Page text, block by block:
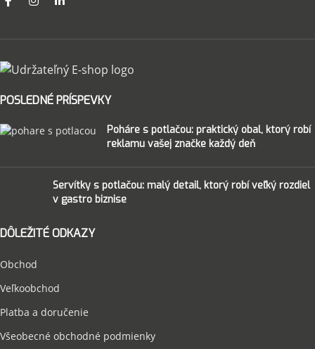
POSLEDNÉ PRÍSPEVKY
Poháre s potlačou: praktický obal, ktorý robí
reklamu vašej značke každý deň
Servítky s potlačou: malý detail, ktorý robí veľký rozdiel
v gastro biznise
DÔLEŽITÉ ODKAZY
Obchod
Veľkoobchod
Platba a doručenie
Všeobecné obchodné podmienky